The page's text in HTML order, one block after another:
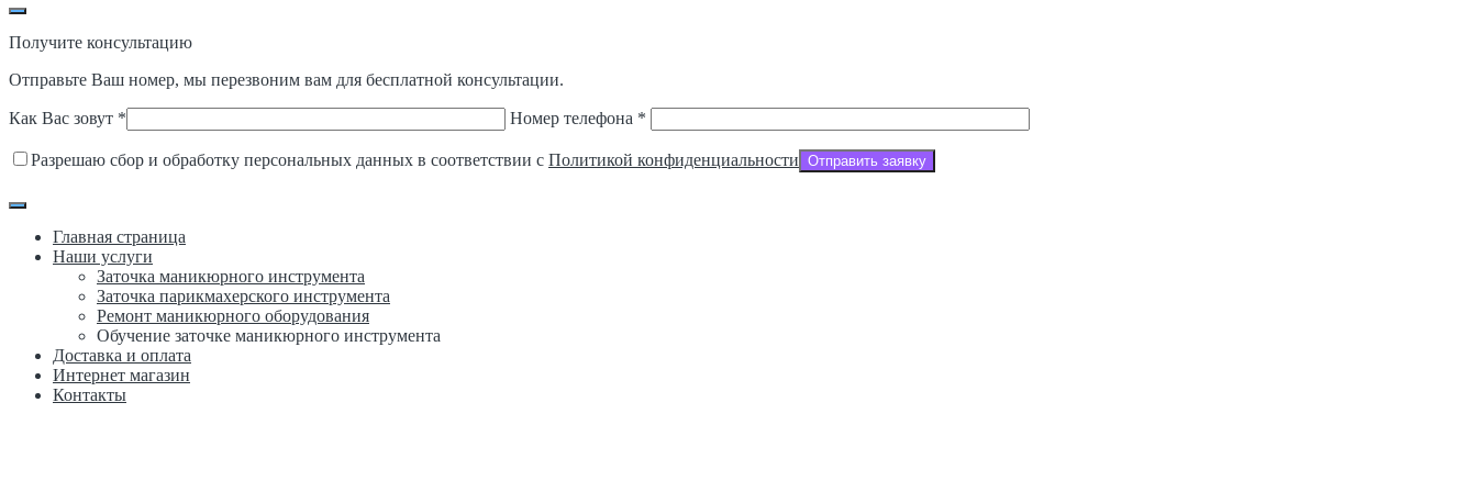
Получите консультацию
Отправьте Ваш номер, мы перезвоним вам для бесплатной консультации.
Как Вас зовут * Номер телефона *
Разрешаю сбор и обработку персональных данных в соответствии с Политикой конфиденциальности Отправить заявку
Главная страница
Наши услуги
Заточка маникюрного инструмента
Зaточка пaрикмахерского инструментa
Ремонт маникюрного оборудования
Обучение заточке маникюрного инструмента
Доставка и оплата
Интернет магазин
Контакты